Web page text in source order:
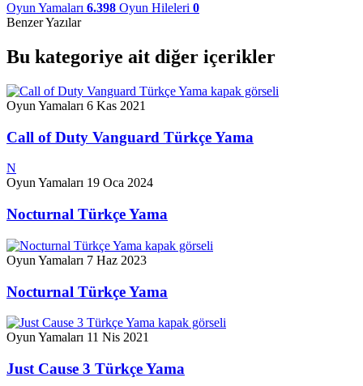
Oyun Yamaları 6.398 Oyun Hileleri 0
Benzer Yazılar
Bu kategoriye ait diğer içerikler
Oyun Yamaları 6 Kas 2021
Call of Duty Vanguard Türkçe Yama
N
Oyun Yamaları 19 Oca 2024
Nocturnal Türkçe Yama
Oyun Yamaları 7 Haz 2023
Nocturnal Türkçe Yama
Oyun Yamaları 11 Nis 2021
Just Cause 3 Türkçe Yama